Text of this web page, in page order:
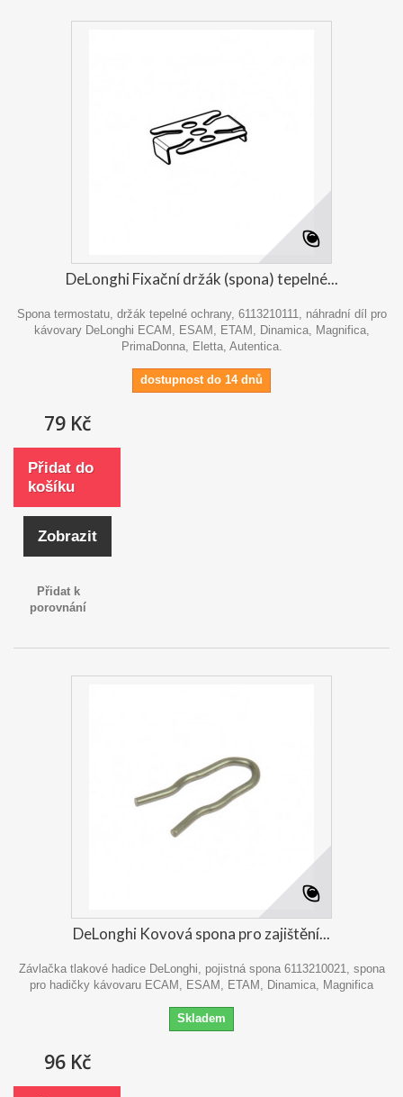
DeLonghi Fixační držák (spona) tepelné...
Spona termostatu, držák tepelné ochrany, 6113210111, náhradní díl pro
kávovary DeLonghi ECAM, ESAM, ETAM, Dinamica, Magnifica,
PrimaDonna, Eletta, Autentica.
dostupnost do 14 dnů
79 Kč
Přidat do
košíku
Zobrazit
Přidat k
porovnání
DeLonghi Kovová spona pro zajištění...
Závlačka tlakové hadice DeLonghi, pojistná spona 6113210021, spona
pro hadičky kávovaru ECAM, ESAM, ETAM, Dinamica, Magnifica
Skladem
96 Kč